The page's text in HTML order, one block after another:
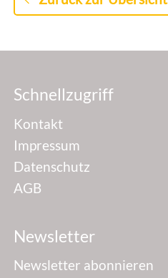
Schnellzugriff
Kontakt
Impressum
Datenschutz
AGB
Newsletter
Newsletter abonnieren